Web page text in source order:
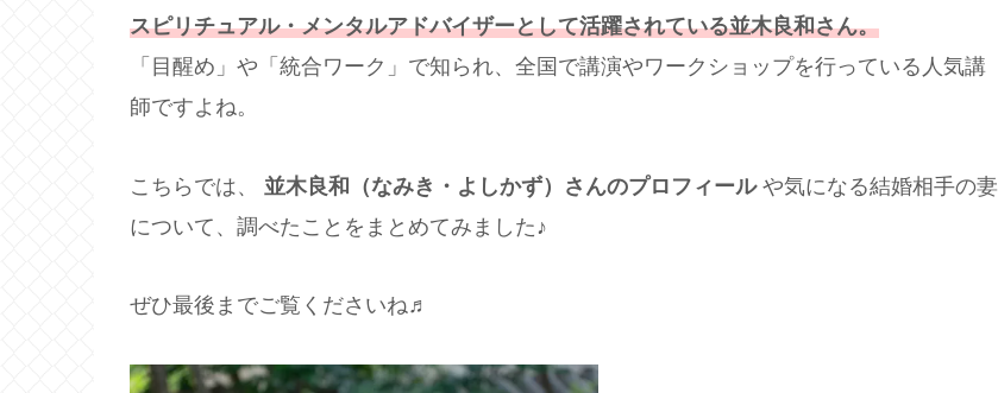
スピリチュアル・メンタルアドバイザーとして活躍されている並木良和さん。
「目醒め」や「統合ワーク」で知られ、全国で講演やワークショップを行っている人気講
師ですよね。
こちらでは、 並木良和（なみき・よしかず）さんのプロフィールや気になる結婚相手の妻
について、調べたことをまとめてみました♪
ぜひ最後までご覧くださいね♬